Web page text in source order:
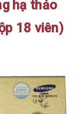
hạ thảo
18 viên)